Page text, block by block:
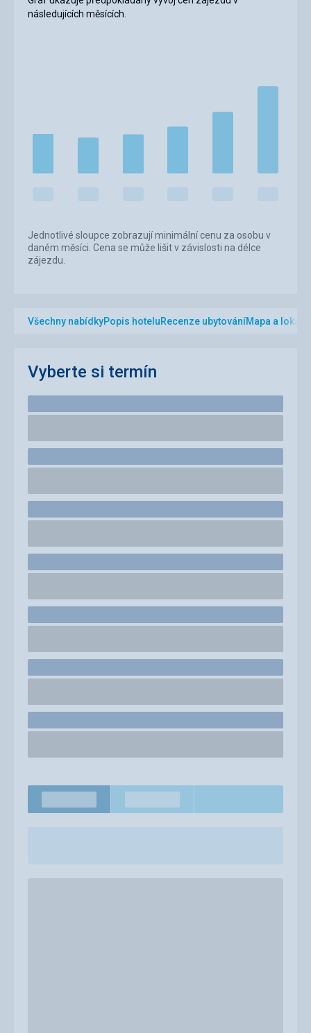
následujících měsících.
Jednotlivé sloupce zobrazují minimální cenu za osobu v
daném měsíci. Cena se může lišit v závislosti na délce
zájezdu.
Všechny nabídkyPopis hoteluRecenze ubytováníMapa a
Vyberte si termín